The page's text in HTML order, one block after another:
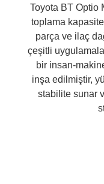
Toyota BT Optio
toplama
parça ve ilaç
çeşitli
bir insan-
inşa edilmiştir,
stabilite sunar